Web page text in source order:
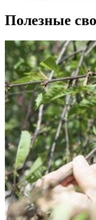
Полезные